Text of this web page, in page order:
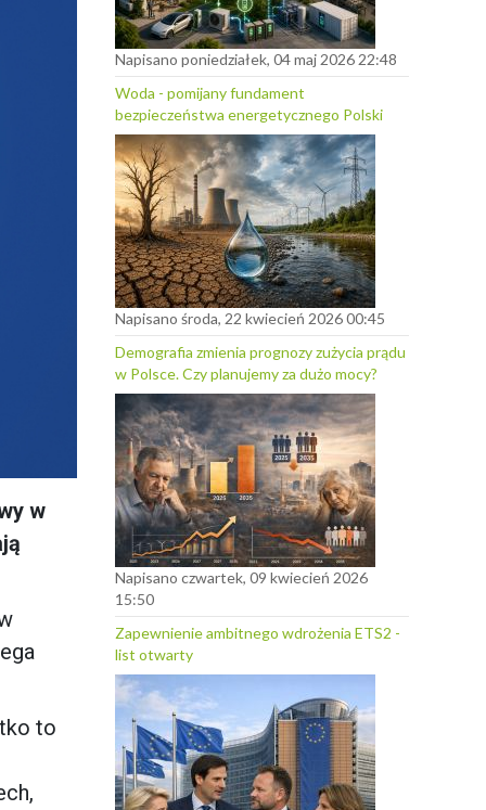
w
to
Napisano poniedziałek, 04 maj 2026 22:48
Woda - pomijany fundament
bezpieczeństwa energetycznego Polski
Napisano środa, 22 kwiecień 2026 00:45
Demografia zmienia prognozy zużycia prądu
w Polsce. Czy planujemy za dużo mocy?
Napisano czwartek, 09 kwiecień 2026
15:50
Zapewnienie ambitnego wdrożenia ETS2 -
list otwarty